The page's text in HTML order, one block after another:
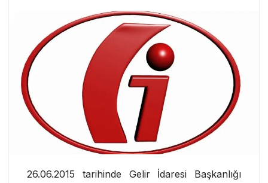
26.06.2015 tarihinde Gelir İdaresi Başkanlığı